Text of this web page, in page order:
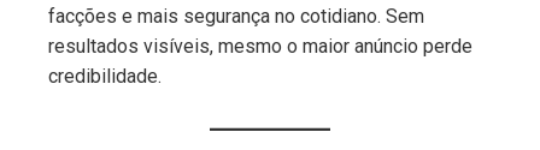
facções e mais segurança no cotidiano. Sem
resultados visíveis, mesmo o maior anúncio perde
credibilidade.